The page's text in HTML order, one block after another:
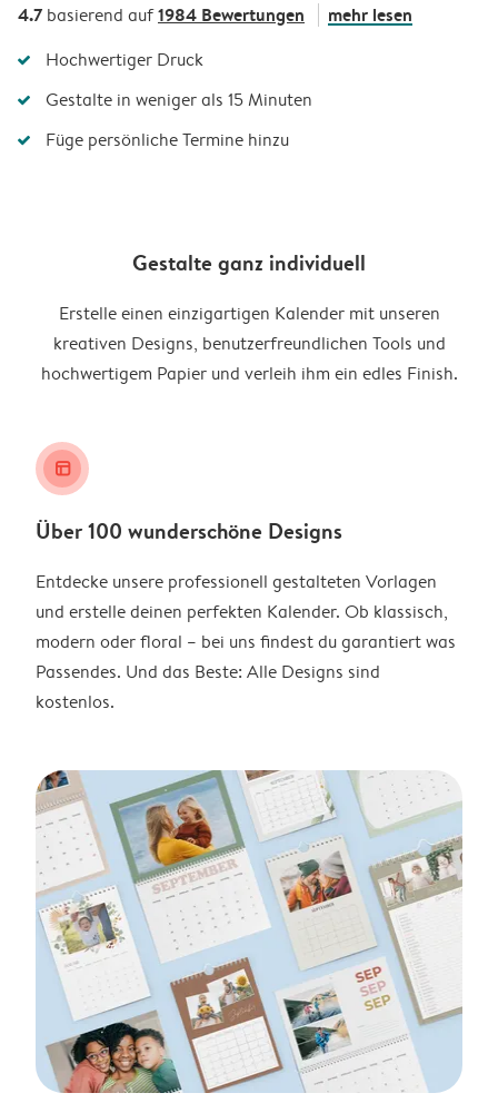
4.7 basierend auf1984 Bewertungen mehr lesen
Hochwertiger Druck
Gestalte in weniger als 15 Minuten
Füge persönliche Termine hinzu
Gestalte ganz individuell
Erstelle einen einzigartigen Kalender mit unseren
kreativen Designs, benutzerfreundlichen Tools und
hochwertigem Papier und verleih ihm ein edles Finish.
layout_alt
Über 100 wunderschöne Designs
Entdecke unsere professionell gestalteten Vorlagen
und erstelle deinen perfekten Kalender. Ob klassisch,
modern oder floral – bei uns findest du garantiert was
Passendes. Und das Beste: Alle Designs sind
kostenlos.